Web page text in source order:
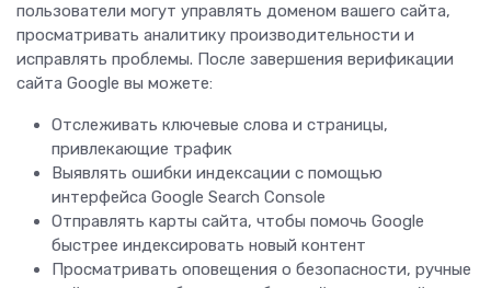
пользователи могут управлять доменом вашего сайта,
просматривать аналитику производительности и
исправлять проблемы. После завершения верификации
сайта Google вы можете:
Отслеживать ключевые слова и страницы,
привлекающие трафик
Выявлять ошибки индексации с помощью
интерфейса Google Search Console
Отправлять карты сайта, чтобы помочь Google
быстрее индексировать новый контент
Просматривать оповещения о безопасности, ручные